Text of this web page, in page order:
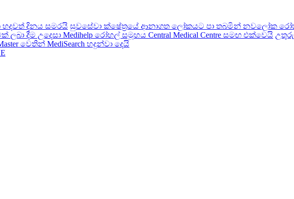
දිනය සමරයි සුවසේවා ක්ෂේත්‍රයේ ආනාගත ලෝකයට පා තබමින් නවලෝක
දීම උදෙසා Medihelp රෝහල් සමූහය Central Medical Centre සමඟ එක්වෙයි උතුරු
වෙතින් MediSearch හදුන්වා දෙයි